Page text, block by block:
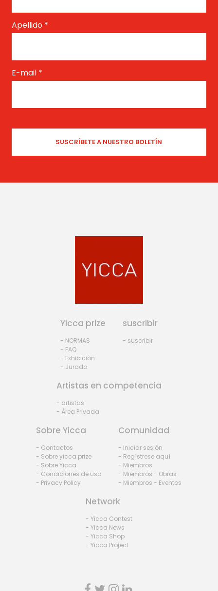
Apellido *
E-mail *
Yicca prize
- NORMAS
- FAQ
- Exhibiciòn
- Jurado
suscribir
- suscribir
Artistas en competencia
- artistas
- Área Privada
Sobre Yicca
- Contactos
- Sobre yicca prize
- Sobre Yicca
- Condiciones de uso
- Privacy Policy
Comunidad
- Iniciar sesión
- Regístrese aquí
- Miembros
- Miembros - Obras
- Miembros - Eventos
Network
- Yicca Contest
- Yicca News
- Yicca Shop
- Yicca Project